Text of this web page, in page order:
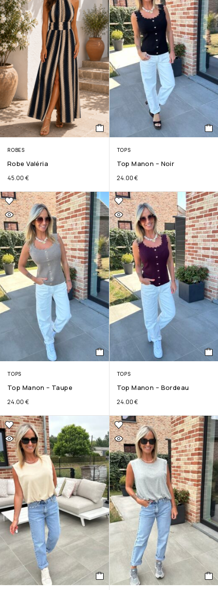
ROBES
Robe Valéria
45.00 €
TOPS
Top Manon – Noir
24.00€
TOPS
Top Manon – Taupe
24.00 €
TOPS
Top Manon – Bordeau
24.00€